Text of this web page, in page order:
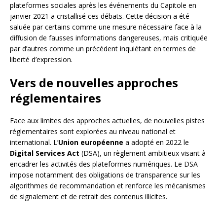
plateformes sociales après les événements du Capitole en
janvier 2021 a cristallisé ces débats. Cette décision a été
saluée par certains comme une mesure nécessaire face à la
diffusion de fausses informations dangereuses, mais critiquée
par d’autres comme un précédent inquiétant en termes de
liberté d’expression.
Vers de nouvelles approches
réglementaires
Face aux limites des approches actuelles, de nouvelles pistes
réglementaires sont explorées au niveau national et
international. L’Union européenne a adopté en 2022 le
Digital Services Act (DSA), un règlement ambitieux visant à
encadrer les activités des plateformes numériques. Le DSA
impose notamment des obligations de transparence sur les
algorithmes de recommandation et renforce les mécanismes
de signalement et de retrait des contenus illicites.